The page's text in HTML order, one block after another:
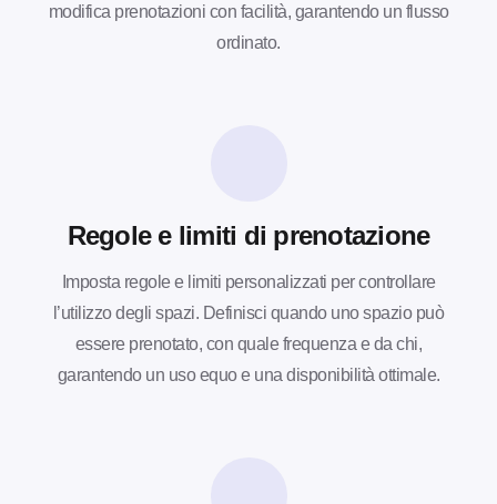
modifica prenotazioni con facilità, garantendo un flusso
ordinato.
Regole e limiti di prenotazione
Imposta regole e limiti personalizzati per controllare
l’utilizzo degli spazi. Definisci quando uno spazio può
essere prenotato, con quale frequenza e da chi,
garantendo un uso equo e una disponibilità ottimale.